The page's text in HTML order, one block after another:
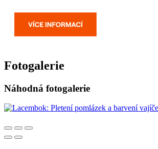
Fotogalerie
Náhodná fotogalerie